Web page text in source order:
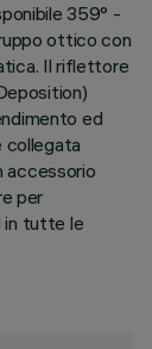
359° -
ottico con
Il riflettore
ed
collegata
accessorio
per
in tutte le